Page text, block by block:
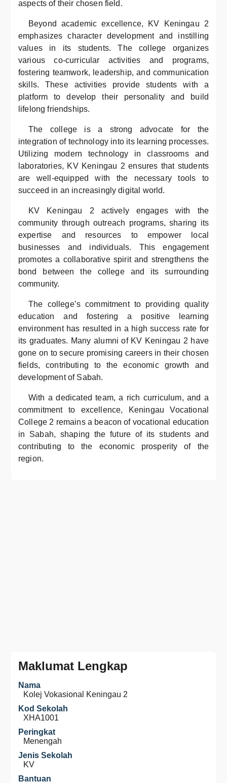
aspects of their chosen field.
Beyond academic excellence, KV Keningau 2
emphasizes character development and instilling
values in its students. The college organizes
various co-curricular activities and programs,
fostering teamwork, leadership, and communication
skills. These activities provide students with a
platform to develop their personality and build
lifelong friendships.
The college is a strong advocate for the
integration of technology into its learning processes.
Utilizing modern technology in classrooms and
laboratories, KV Keningau 2 ensures that students
are well-equipped with the necessary tools to
succeed in an increasingly digital world.
KV Keningau 2 actively engages with the
community through outreach programs, sharing its
expertise and resources to empower local
businesses and individuals. This engagement
promotes a collaborative spirit and strengthens the
bond between the college and its surrounding
community.
The college’s commitment to providing quality
education and fostering a positive learning
environment has resulted in a high success rate for
its graduates. Many alumni of KV Keningau 2 have
gone on to secure promising careers in their chosen
fields, contributing to the economic growth and
development of Sabah.
With a dedicated team, a rich curriculum, and a
commitment to excellence, Keningau Vocational
College 2 remains a beacon of vocational education
in Sabah, shaping the future of its students and
contributing to the economic prosperity of the
region.
Maklumat Lengkap
Nama
Kolej Vokasional Keningau 2
Kod Sekolah
XHA1001
Peringkat
Menengah
Jenis Sekolah
KV
Bantuan